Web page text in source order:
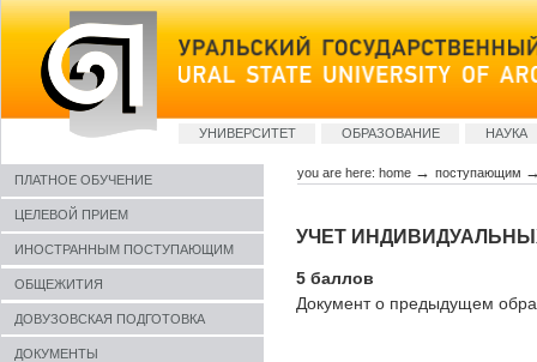
Skip
to
content
Sections
УНИВЕРСИТЕТ ОБРАЗОВАНИЕ НАУКА
ПЛАТНОЕ ОБУЧЕНИЕ
ЦЕЛЕВОЙ ПРИЕМ
ИНОСТРАННЫМ ПОСТУПАЮЩИМ
ОБЩЕЖИТИЯ
ДОВУЗОВСКАЯ ПОДГОТОВКА
ДОКУМЕНТЫ
you are here: home → поступающим
УЧЕТ
5 баллов
Документ о предыдущем